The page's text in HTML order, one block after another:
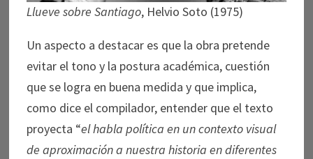
Llueve sobre Santiago, Helvio Soto (1975)
Un aspecto a destacar es que la obra pretende
evitar el tono y la postura académica, cuestión
que se logra en buena medida y que implica,
como dice el compilador, entender que el texto
proyecta “el habla política en un contexto visual
de aproximación a nuestra historia en diferentes